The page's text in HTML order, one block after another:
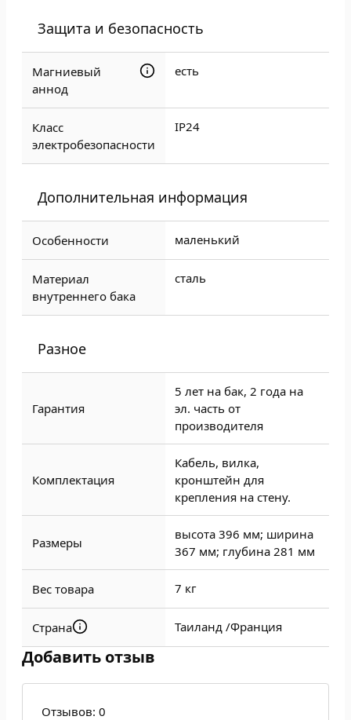
Защита и безопасность
Магниевый
аннод
есть
Класс
электробезопасности
ІР24
Дополнительная информация
Особенности маленький
Материал
внутреннего бака
сталь
Разное
Гарантия
5 лет на бак, 2 года на
эл. часть от
производителя
Комплектация
Кабель, вилка,
кронштейн для
крепления на стену.
Размеры
высота 396 мм; ширина
367 мм; глубина 281 мм
Вес товара 7 кг
Страна Таиланд /Франция
Добавить отзыв
Отзывов: 0